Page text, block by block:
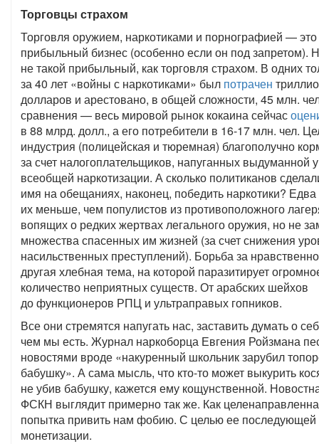
Торговцы страхом
Торговля оружием, наркотиками и порнографией — это
прибыльный бизнес (особенно если он под запретом).
не такой прибыльный, как торговля страхом. В одних
за 40 лет «войны с наркотиками» был потрачен
долларов и арестовано, в общей сложности, 45 млн.
сравнения — весь мировой рынок кокаина сейчас
в 88 млрд. долл., а его потребители в 16-17 млн. чел.
индустрия (полицейская и тюремная) благополучно
за счет налогоплательщиков, напуганных выдуманной
всеобщей наркотизации. А сколько политиканов
имя на обещаниях, наконец, победить наркотики?
их меньше, чем популистов из противоположного
вопящих о редких жертвах легального оружия, но не
множества спасенных им жизней (за счет снижения
насильственных преступлений). Борьба за
другая хлебная тема, на которой паразитирует
количество неприятных существ. От арабских шейхов
до функционеров РПЦ и ультраправых гопников.
Все они стремятся напугать нас, заставить думать о
чем мы есть. Журнал наркоборца Евгения Ройзмана
новостями вроде «накуренный школьник зарубил
бабушку». А сама мысль, что кто-то может выкурить
не убив бабушку, кажется ему кощунственной.
ФСКН выглядит примерно так же. Как
попытка привить нам фобию. С целью ее последующей
монетизации.